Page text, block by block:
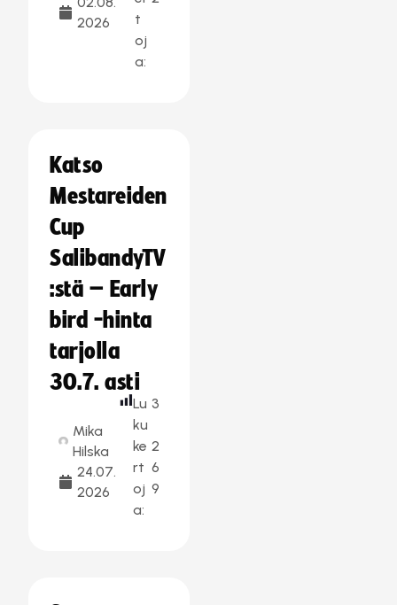
2026
t
oj
a:
Katso
Mestareiden
Cup
SalibandyTV
:stä – Early
bird -hinta
tarjolla
30.7. asti
Mika
Hilska
24.07.
2026
Lu
ku
ke
rt
oj
a:
3
2
6
9